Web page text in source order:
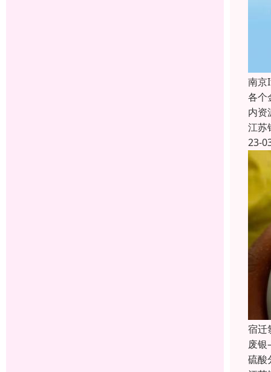
南京
各个
内资
江苏
23-
宿迁
废银
硫酸